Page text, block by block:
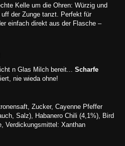
Kelle um die Ohren: Würzig und
der Zunge tanzt. Perfekt für
einfach direkt aus der Flasche –
n Glas Milch bereit... Scharfe
nie wieda ohne!
Zucker, Cayenne Pfeffer
Salz), Habanero Chili (4,1%), Bird
Verdickungsmittel: Xanthan